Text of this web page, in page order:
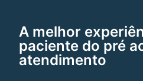
A melhor
paciente do pré
atendimento